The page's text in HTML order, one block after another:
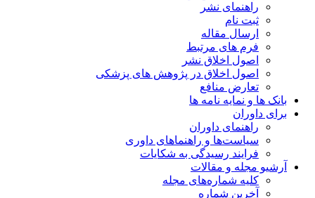
راهنمای نشر
ثبت نام
ارسال مقاله
فرم های مرتبط
اصول اخلاق نشر
اصول اخلاق در پژوهش های پزشکی
تعارض منافع
بانک ها و نمایه نامه ها
برای داوران
راهنمای داوران
سیاست‌ها و راهنماهای داوری
فرایند رسیدگی به شکایات
آرشیو مجله و مقالات
کلیه شماره‌های مجله
آخرین شماره